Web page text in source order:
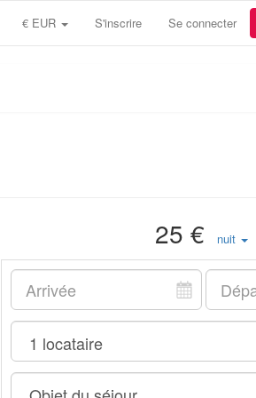
€ EUR S'inscrire Se connecter
25 € nuit